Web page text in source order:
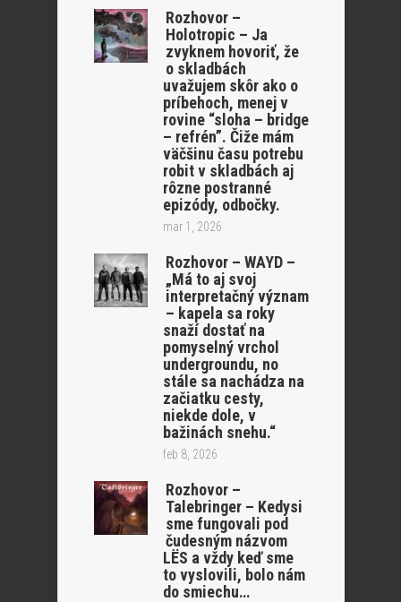
Rozhovor –
Holotropic – Ja
zvyknem hovoriť, že
o skladbách
uvažujem skôr ako o
príbehoch, menej v
rovine “sloha – bridge
– refrén”. Čiže mám
väčšinu času potrebu
robit v skladbách aj
rôzne postranné
epizódy, odbočky.
mar 1, 2026
Rozhovor – WAYD –
„Má to aj svoj
interpretačný význam
– kapela sa roky
snaží dostať na
pomyselný vrchol
undergroundu, no
stále sa nachádza na
začiatku cesty,
niekde dole, v
bažinách snehu.“
feb 8, 2026
Rozhovor –
Talebringer – Kedysi
sme fungovali pod
čudesným názvom
LËS a vždy keď sme
to vyslovili, bolo nám
do smiechu…